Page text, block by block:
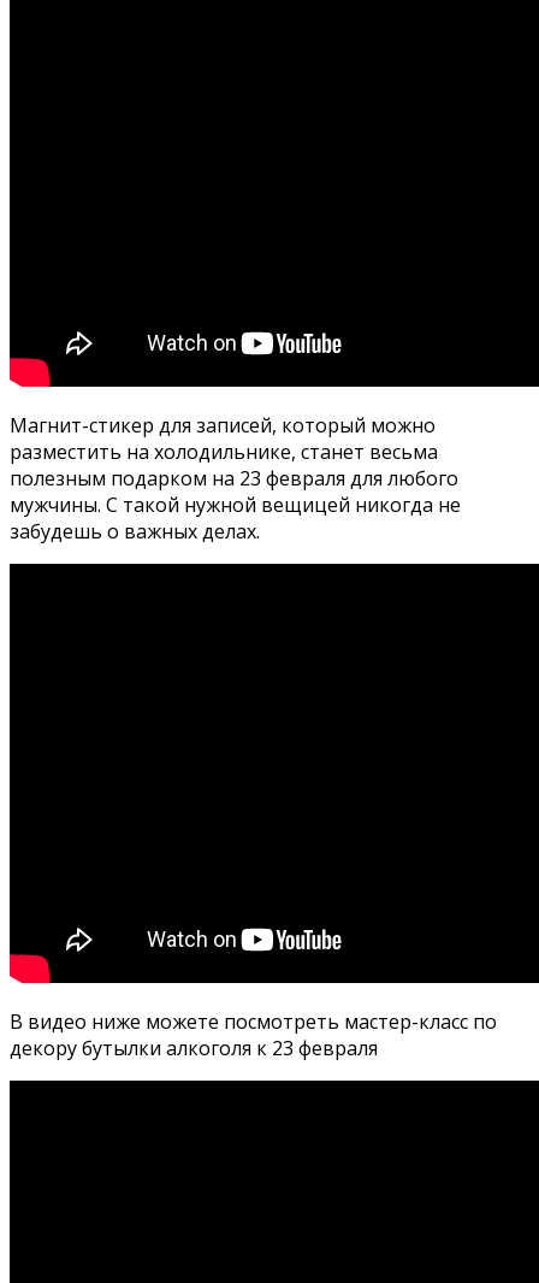
Магнит-стикер для записей, который можно
разместить на холодильнике, станет весьма
полезным подарком на 23 февраля для любого
мужчины. С такой нужной вещицей никогда не
забудешь о важных делах.
В видео ниже можете посмотреть мастер-класс по
декору бутылки алкоголя к 23 февраля